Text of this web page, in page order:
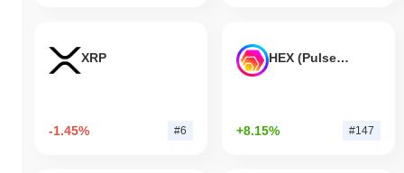
XRP
-1.45% #6
HEX (Pulsechain)
+8.15% #147